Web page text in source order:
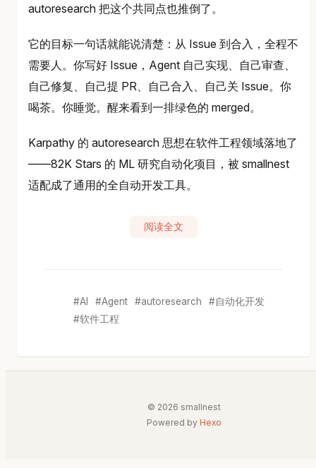
autoresearch 把这个共同点也推倒了。
它的目标一句话就能说清楚：从 Issue 到合入，全程不
需要人。你写好 Issue，Agent 自己实现、自己审查、
自己修复、自己提 PR、自己合入、自己关 Issue。你
喝茶。你睡觉。醒来看到一排绿色的 merged。
Karpathy 的 autoresearch 思想在软件工程领域落地了
——82K Stars 的 ML 研究自动化项目，被 smallnest
适配成了通用的全自动开发工具。
阅读全文
AI Agent autoresearch
自动化开发
软件工程
© 2026 smallnest
Powered by Hexo